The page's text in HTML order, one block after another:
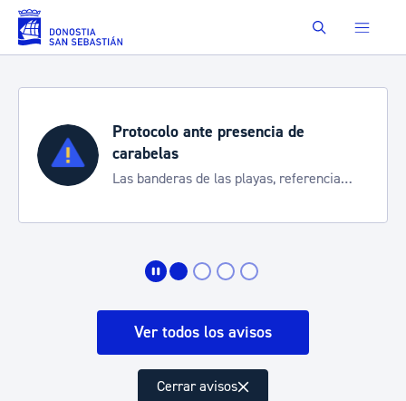
Saltar al contenido principal Buscar
Protocolo ante presencia de
carabelas
Las banderas de las playas, referencia
Ver todos los avisos
Cerrar avisos